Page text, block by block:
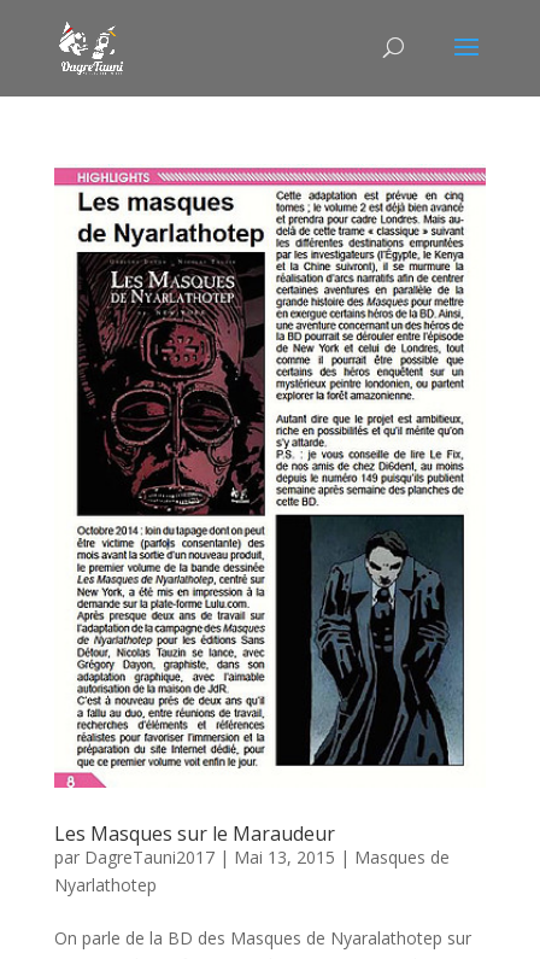
Les Masques sur le Maraudeur
par DagreTauni2017| Mai 13, 2015 | Masques de
Nyarlathotep
On parle de la BD des Masques de Nyaralathotep sur